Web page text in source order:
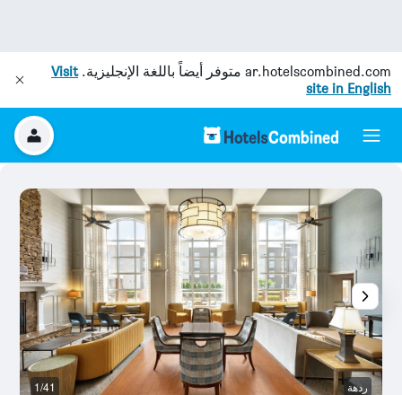
ar.hotelscombined.com متوفر أيضاً باللغة الإنجليزية.Visit
site in English
ردهة 1/41